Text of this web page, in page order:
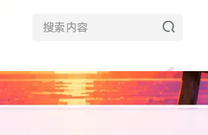
全站积分可通过签到和每日任务获取